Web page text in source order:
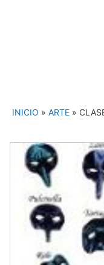
INICIO » ARTE »